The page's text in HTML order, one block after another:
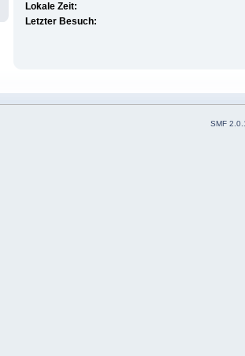
Lokale Zeit:
Letzter Besuch:
SMF